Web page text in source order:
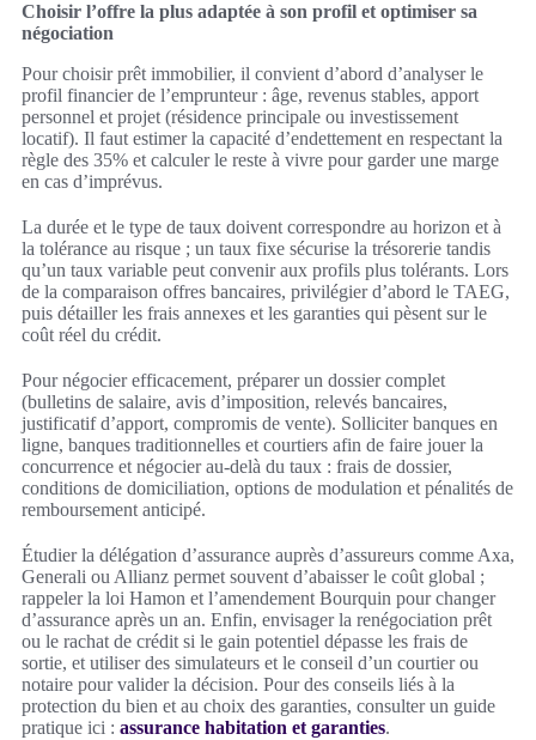
Choisir l’offre la plus adaptée à son profil et optimiser sa
négociation
Pour choisir prêt immobilier, il convient d’abord d’analyser le
profil financier de l’emprunteur : âge, revenus stables, apport
personnel et projet (résidence principale ou investissement
locatif). Il faut estimer la capacité d’endettement en respectant la
règle des 35% et calculer le reste à vivre pour garder une marge
en cas d’imprévus.
La durée et le type de taux doivent correspondre au horizon et à
la tolérance au risque ; un taux fixe sécurise la trésorerie tandis
qu’un taux variable peut convenir aux profils plus tolérants. Lors
de la comparaison offres bancaires, privilégier d’abord le TAEG,
puis détailler les frais annexes et les garanties qui pèsent sur le
coût réel du crédit.
Pour négocier efficacement, préparer un dossier complet
(bulletins de salaire, avis d’imposition, relevés bancaires,
justificatif d’apport, compromis de vente). Solliciter banques en
ligne, banques traditionnelles et courtiers afin de faire jouer la
concurrence et négocier au-delà du taux : frais de dossier,
conditions de domiciliation, options de modulation et pénalités de
remboursement anticipé.
Étudier la délégation d’assurance auprès d’assureurs comme Axa,
Generali ou Allianz permet souvent d’abaisser le coût global ;
rappeler la loi Hamon et l’amendement Bourquin pour changer
d’assurance après un an. Enfin, envisager la renégociation prêt
ou le rachat de crédit si le gain potentiel dépasse les frais de
sortie, et utiliser des simulateurs et le conseil d’un courtier ou
notaire pour valider la décision. Pour des conseils liés à la
protection du bien et au choix des garanties, consulter un guide
pratique ici : assurance habitation et garanties.